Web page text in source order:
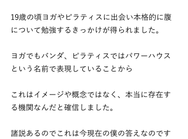
19歳の頃ヨガやピラティスに出会い本格的に腹
について勉強するきっかけが得られました。
ヨガでもバンダ、ピラティスではパワーハウス
という名前で表現していることから
これはイメージや概念ではなく、本当に存在す
る機関なんだと確信しました。
諸説あるのでこれは今現在の僕の答えなのです